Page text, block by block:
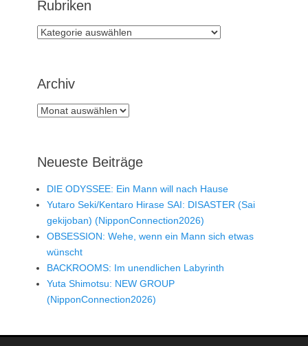
Rubriken
Rubriken
Archiv
Archiv
Neueste Beiträge
DIE ODYSSEE: Ein Mann will nach Hause
Yutaro Seki/Kentaro Hirase SAI: DISASTER (Sai
gekijoban) (NipponConnection2026)
OBSESSION: Wehe, wenn ein Mann sich etwas
wünscht
BACKROOMS: Im unendlichen Labyrinth
Yuta Shimotsu: NEW GROUP
(NipponConnection2026)